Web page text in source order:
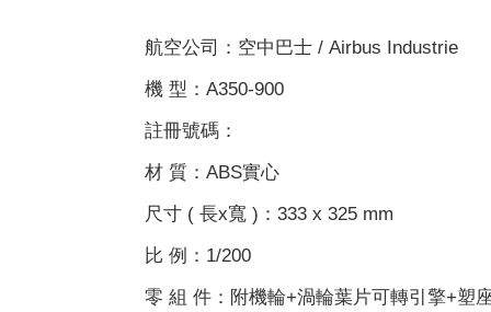
航空公司：空中巴士 / Airbus Industrie
機 型：A350-900
註冊號碼：
材 質：ABS實心
尺寸 ( 長x寬 )：333 x 325 mm
比 例：1/200
零 組 件：附機輪+渦輪葉片可轉引擎+塑